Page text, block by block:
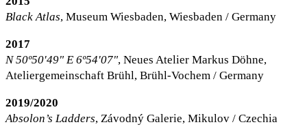
Black Atlas, Museum Wiesbaden, Wiesbaden / Germany
2017
N 50º50'49" E 6º54'07", Neues Atelier Markus Döhne,
Ateliergemeinschaft Brühl, Brühl-Vochem / Germany
2019/2020
Absolon’s Ladders, Závodný Galerie, Mikulov / Czechia